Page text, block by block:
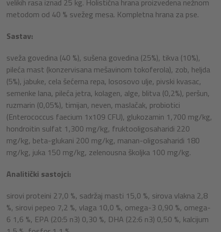
velikih rasa iznad 25 kg. Holistična hrana proizvedena nežnom
metodom od 40 % svežeg mesa. Kompletna hrana za pse.
Sastav:
sveža govedina (40 %), sušena govedina (25%), tikva (10%),
pileća mast (konzervisana mešavinom tokoferola), zob, heljda
(5%), jabuke, cela šećerna repa, lososovo ulje, pivski kvasac,
semenke lana, pileća jetra, kolagen, alge, blitva (0,2%), peršun,
ruzmarin (0,05%), timijan, neven, maslačak, probiotici
(Enterococcus faecium 1x109 CFU), glukozamin 1,700 mg/kg,
hondroitin sulfat 1,300 mg/kg, fruktooligosaharidi 220
mg/kg, beta-glukani 200 mg/kg, manan-oligosaharidi 180
mg/kg, juka 150 mg/kg, zelenousna školjka 100 mg/kg.
Analitički sastojci:
sirovi proteini 27,0 %, sadržaj masti 15,0 %, sirova vlakna 2,8
%, sirovi pepeo 7,2 %, vlaga 10,0 %, omega-3 0,90 %, omega-
6 1,6 %, EPA (20:5 n3) 0,30 %, DHA (22:6 n3) 0,50 %, kalcijum